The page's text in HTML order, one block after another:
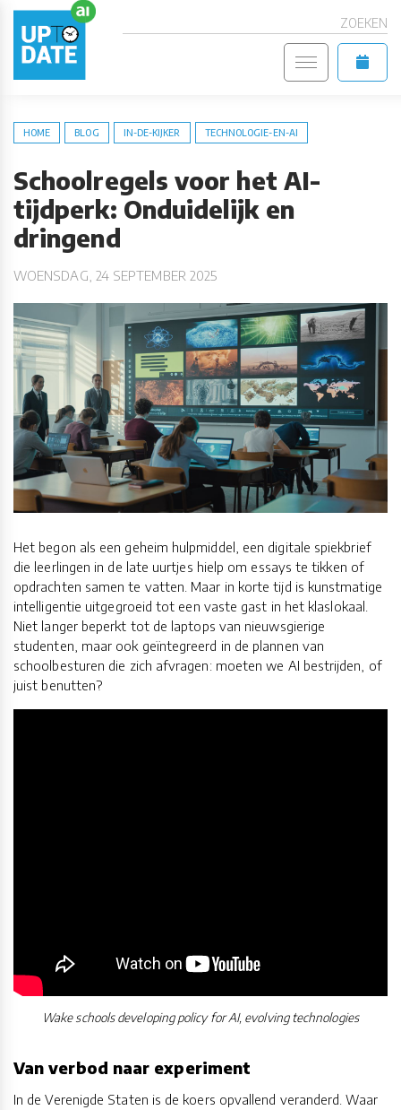
ZOEKEN
HOME BLOG IN-DE-KIJKER TECHNOLOGIE-EN-AI
Schoolregels voor het AI-
tijdperk: Onduidelijk en
dringend
WOENSDAG, 24 SEPTEMBER 2025
Het begon als een geheim hulpmiddel, een digitale spiekbrief
die leerlingen in de late uurtjes hielp om essays te tikken of
opdrachten samen te vatten. Maar in korte tijd is kunstmatige
intelligentie uitgegroeid tot een vaste gast in het klaslokaal.
Niet langer beperkt tot de laptops van nieuwsgierige
studenten, maar ook geïntegreerd in de plannen van
schoolbesturen die zich afvragen: moeten we AI bestrijden, of
juist benutten?
Wake schools developing policy for AI, evolving technologies
Van verbod naar experiment
In de Verenigde Staten is de koers opvallend veranderd. Waar